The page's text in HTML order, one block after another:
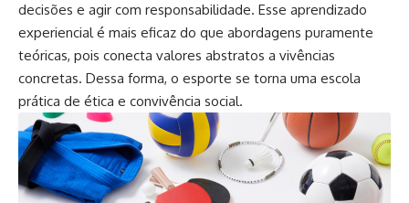
decisões e agir com responsabilidade. Esse aprendizado
experiencial é mais eficaz do que abordagens puramente
teóricas, pois conecta valores abstratos a vivências
concretas. Dessa forma, o esporte se torna uma escola
prática de ética e convivência social.